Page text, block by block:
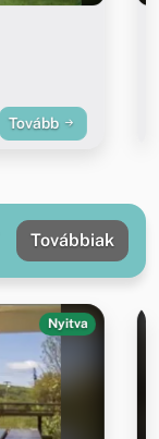
Tovább
Továbbiak
Nyitva